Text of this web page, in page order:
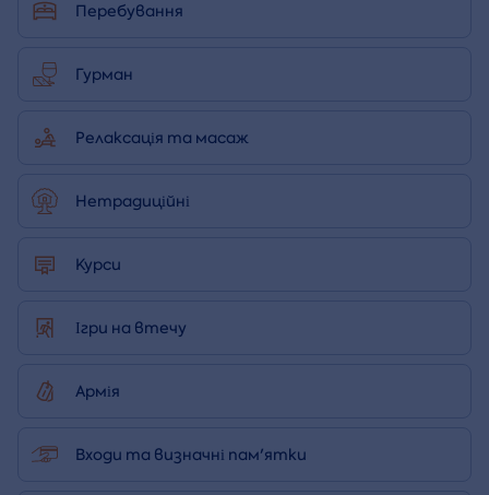
Перебування
Гурман
Релаксація та масаж
Нетрадиційні
Курси
Ігри на втечу
Армія
Входи та визначні пам'ятки